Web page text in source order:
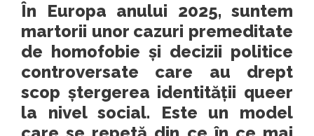
În Europa anului 2025, suntem
martorii unor cazuri premeditate
de homofobie și decizii politice
controversate care au drept
scop ștergerea identității queer
la nivel social. Este un model